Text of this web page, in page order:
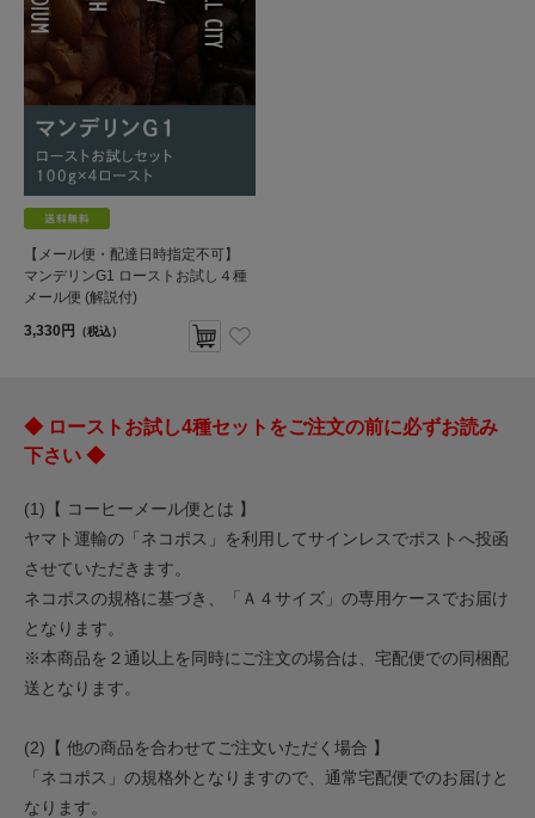
【メール便・配達日時指定不可】
マンデリンG1 ローストお試し４種
メール便 (解説付)
3,330円 （税込）
◆ ローストお試し4種セットをご注文の前に必ずお読み
下さい ◆
(1)【 コーヒーメール便とは 】
ヤマト運輸の「ネコポス」を利用してサインレスでポストへ投函
させていただきます。
ネコポスの規格に基づき、「Ａ４サイズ」の専用ケースでお届け
となります。
※本商品を２通以上を同時にご注文の場合は、宅配便での同梱配
送となります。
(2)【 他の商品を合わせてご注文いただく場合 】
「ネコポス」の規格外となりますので、通常宅配便でのお届けと
なります。